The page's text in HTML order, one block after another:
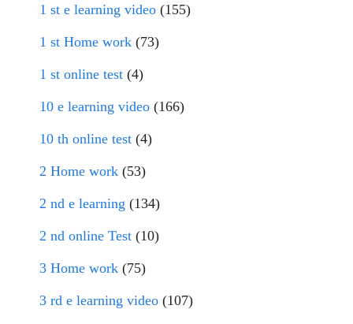
1 st e learning video (155)
1 st Home work (73)
1 st online test (4)
10 e learning video (166)
10 th online test (4)
2 Home work (53)
2 nd e learning (134)
2 nd online Test (10)
3 Home work (75)
3 rd e learning video (107)